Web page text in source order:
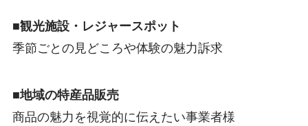
■観光施設・レジャースポット
季節ごとの見どころや体験の魅力訴求
■地域の特産品販売
商品の魅力を視覚的に伝えたい事業者様